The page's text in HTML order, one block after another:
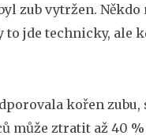
zub vytržen. Někdo
jde technicky, ale
kořen zubu,
může ztratit až 40 %